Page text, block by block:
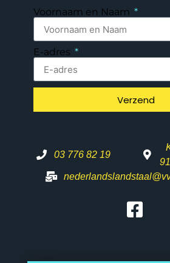
Voornaam en Naam
E-adres
Verzend
03 776 82 19